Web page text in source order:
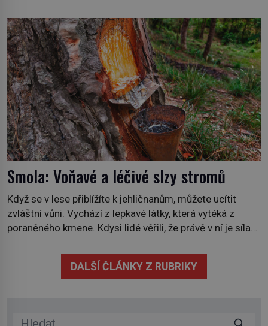
na podzim 1958 jako hec. Rádio Luxembourg přichází s
neobvyklou výzvou. Tomu, kdo dokáže dopravit ze
severního polárního kruhu na […]
Smola: Voňavé a léčivé slzy stromů
Když se v lese přiblížíte k jehličnanům, můžete ucítit
zvláštní vůni. Vychází z lepkavé látky, která vytéká z
poraněného kmene. Kdysi lidé věřili, že právě v ní je síla
lidstvo pracovalo. Chrání strom před infekcí, hmyzem a
vysycháním. Dá se říct, že je to přírodní […]
DALŠÍ ČLÁNKY Z RUBRIKY